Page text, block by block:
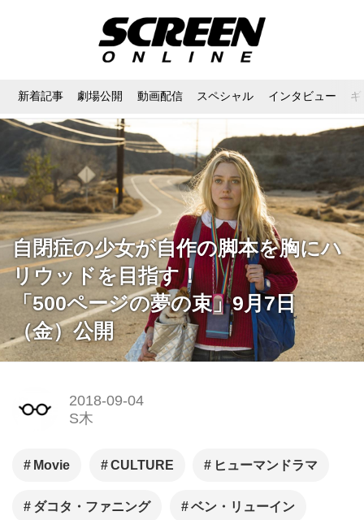
新着記事 劇場公開 動画配信 スペシャル インタビュー
自閉症の少女が自作の脚本を胸にハ
リウッドを目指す！
「500ページの夢の束」9月7日
（金）公開
2018-09-04
S木
Movie CULTURE ヒューマンドラマ
ダコタ・ファニング ベン・リューイン